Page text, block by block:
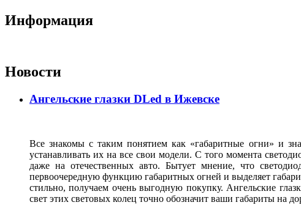
Информация
Новости
Ангельские глазки DLed в Ижевске
Все знакомы с таким понятием как «габаритные огни» и
устанавливать их на все свои модели. С того момента
даже на отечественных авто. Бытует мнение, что
первоочередную функцию габаритных огней и выделяет
стильно, получаем очень выгодную покупку. Ангельские
свет этих световых колец точно обозначит ваши габариты на